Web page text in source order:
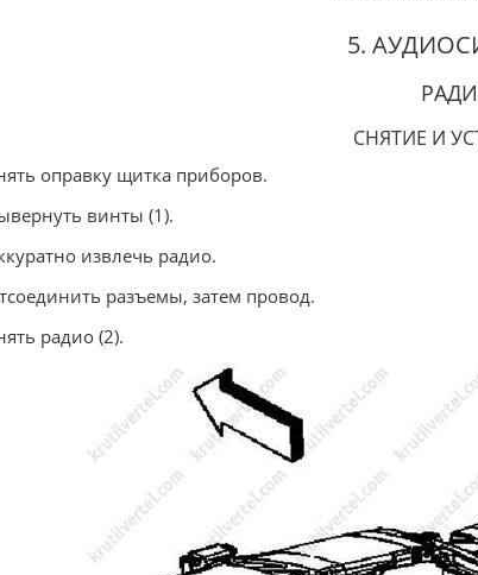
5.
СНЯТИЕ И
оправку щитка приборов.
винты (1).
извлечь радио.
разъемы, затем провод.
радио (2).